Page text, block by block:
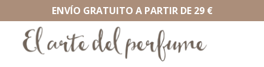
ENVÍO GRATUITO A PARTIR DE 29 €